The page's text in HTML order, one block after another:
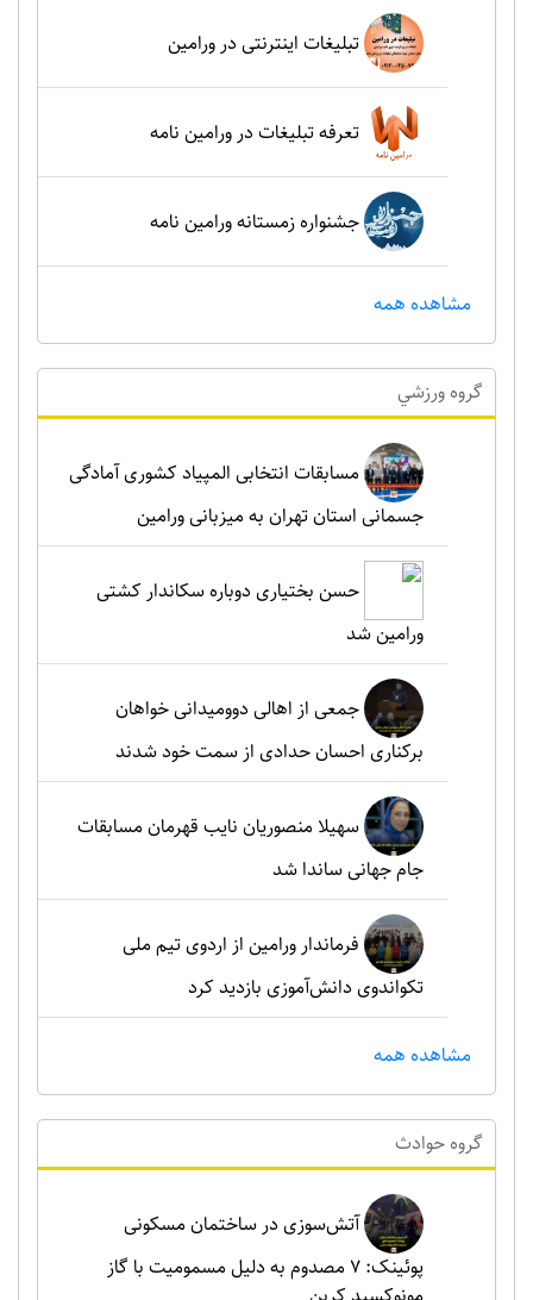
تبلیغات اینترنتی در ورامین
تعرفه تبلیغات در ورامین نامه
جشنواره زمستانه ورامین نامه
مشاهده همه
گروه ورزشي
مسابقات انتخابی المپیاد کشوری آمادگی
جسمانی استان تهران به میزبانی ورامین
حسن بختیاری دوباره سکاندار کشتی
ورامین شد
جمعی از اهالی دوومیدانی خواهان
برکناری احسان حدادی از سمت خود شدند
سهیلا منصوریان نایب قهرمان مسابقات
جام جهانی ساندا شد
فرماندار ورامین از اردوی تیم ملی
تکواندوی دانش‌آموزی بازدید کرد
مشاهده همه
گروه حوادث
آتش‌سوزی در ساختمان مسکونی
پوئینک: 7 مصدوم به دلیل مسمومیت با گاز